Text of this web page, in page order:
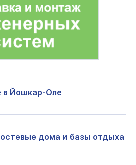
в Йошкар-Оле
дома и базы отдыха